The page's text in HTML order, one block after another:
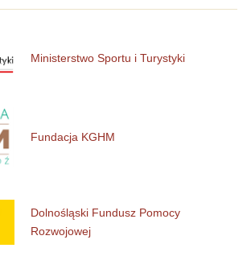
Ministerstwo Sportu i Turystyki
Fundacja KGHM
Dolnośląski Fundusz Pomocy
Rozwojowej